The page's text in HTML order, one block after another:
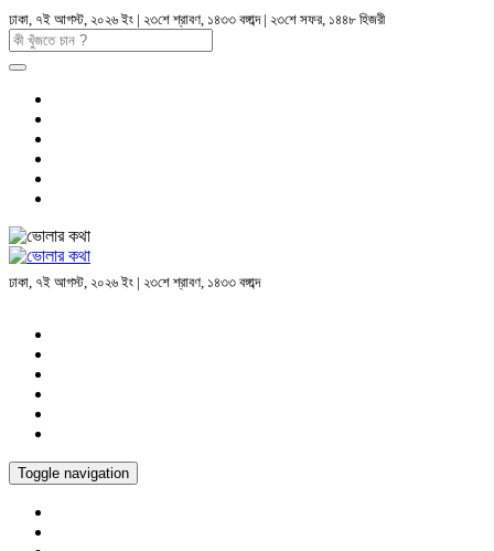
ঢাকা, ৭ই আগস্ট, ২০২৬ ইং | ২৩শে শ্রাবণ, ১৪৩৩ বঙ্গাব্দ | ২৩শে সফর, ১৪৪৮ হিজরী
ঢাকা, ৭ই আগস্ট, ২০২৬ ইং | ২৩শে শ্রাবণ, ১৪৩৩ বঙ্গাব্দ
Toggle navigation